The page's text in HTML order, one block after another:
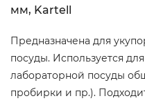
мм, Kartell
Предназначена для
посуды. Используется
лабораторной посуды
пробирки и пр.).